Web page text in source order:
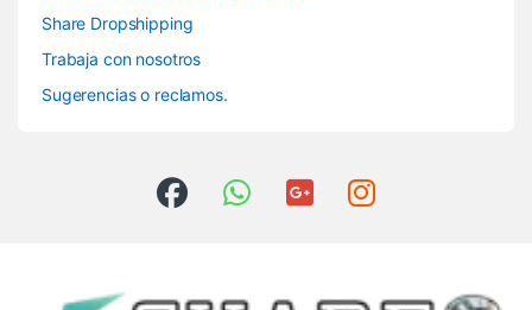
Share Dropshipping
Trabaja con nosotros
Sugerencias o reclamos.